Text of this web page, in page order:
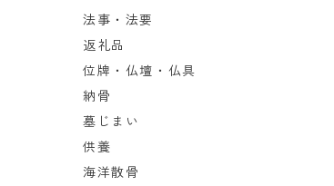
法事・法要
返礼品
位牌・仏壇・仏具
納骨
墓じまい
供養
海洋散骨